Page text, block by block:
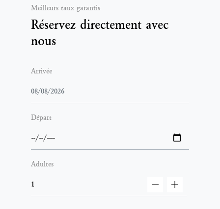
Meilleurs taux garantis
Réservez directement avec
nous
Arrivée
Départ
Adultes
decrementincrement